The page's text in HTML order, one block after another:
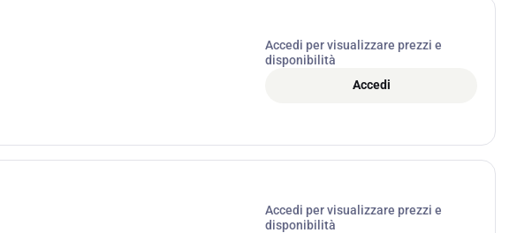
Accedi per visualizzare prezzi e
disponibilità
Accedi
Accedi per visualizzare prezzi e
disponibilità